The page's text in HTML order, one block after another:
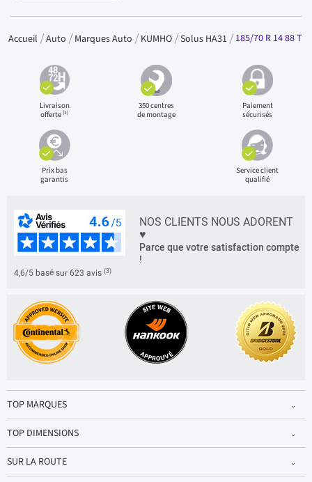
Accueil Auto Marques Auto KUMHO Solus HA31 185/70 R 14 88 T
Livraison
offerte(1)
350 centres
de montage
Paiement
sécurisés
Prix bas
garantis
Service client
qualifié
NOS CLIENTS NOUS ADORENT
♥
Parce que votre satisfaction compte
!
4,6/5 basé sur 623 avis (3)
TOP MARQUES
TOP DIMENSIONS
SUR LA ROUTE